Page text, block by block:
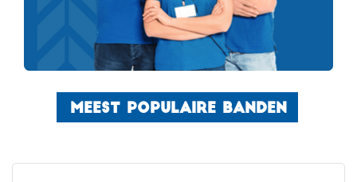
MEEST POPULAIRE BANDEN